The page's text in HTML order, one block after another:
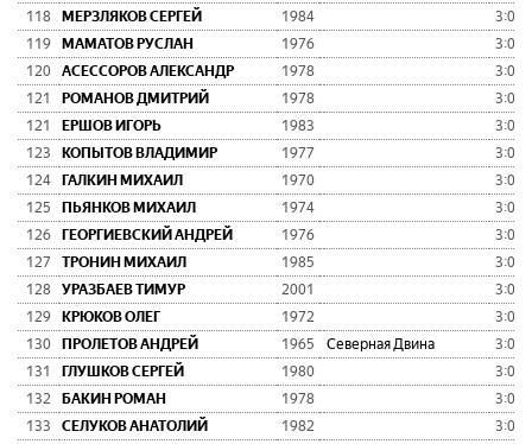
118
МЕРЗЛЯКОВ СЕРГЕЙ 1984
119
МАМАТОВ РУСЛАН 1976
120
АСЕССОРОВ АЛЕКСАНДР 1978
121
РОМАНОВ ДМИТРИЙ 1978
121
ЕРШОВ ИГОРЬ 1983
123
КОПЫТОВ ВЛАДИМИР 1977
124
ГАЛКИН МИХАИЛ 1970
125
ПЬЯНКОВ МИХАИЛ 1974
126
ГЕОРГИЕВСКИЙ АНДРЕЙ 1976
127
ТРОНИН МИХАИЛ 1985
128
УРАЗБАЕВ ТИМУР 2001
129
КРЮКОВ ОЛЕГ 1972
130
ПРОЛЕТОВ АНДРЕЙ 1965 Северная Двина
131
ГЛУШКОВ СЕРГЕЙ 1980
132
БАКИН РОМАН 1978
133
СЕЛУКОВ АНАТОЛИЙ 1982